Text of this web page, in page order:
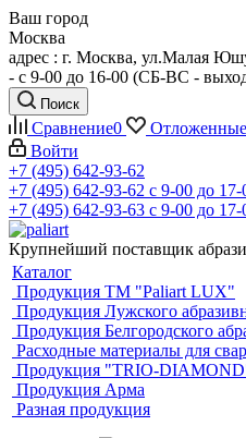
Ваш город
Москва
адрес : г. Москва, ул.Малая
- c 9-00 до 16-00 (СБ-ВС -
Поиск
Сравнение0 Отложенные
Войти
+7 (495) 642-93-62
+7 (495) 642-93-62 c 9-00 до
+7 (495) 642-93-63 c 9-00 до
Крупнейший поставщик
Каталог
Продукция ТМ "Paliart LUX"
Продукция Лужского
Продукция Белгородского
Расходные материалы для
Продукция "TRIO-
Продукция Арма
Разная продукция